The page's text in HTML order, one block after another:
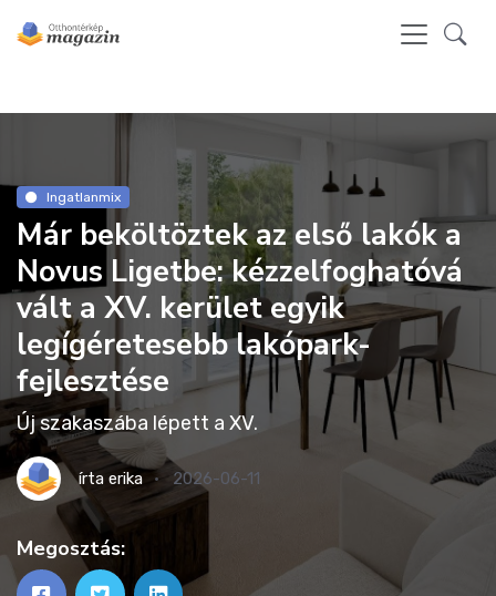
Ingatlanmix
Már beköltöztek az első lakók a
Novus Ligetbe: kézzelfoghatóvá
vált a XV. kerület egyik
legígéretesebb lakópark-
fejlesztése
Új szakaszába lépett a XV.
írta erika 2026-06-11
Megosztás: